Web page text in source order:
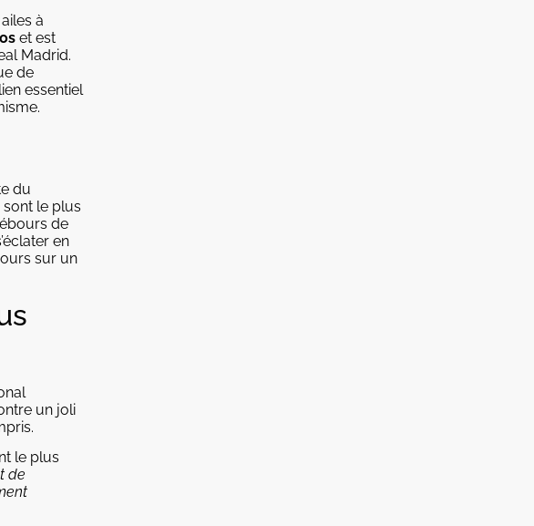
à
et est
Madrid.
de
essentiel
du
sont le plus
de
en
sur un
un joli
le plus
de